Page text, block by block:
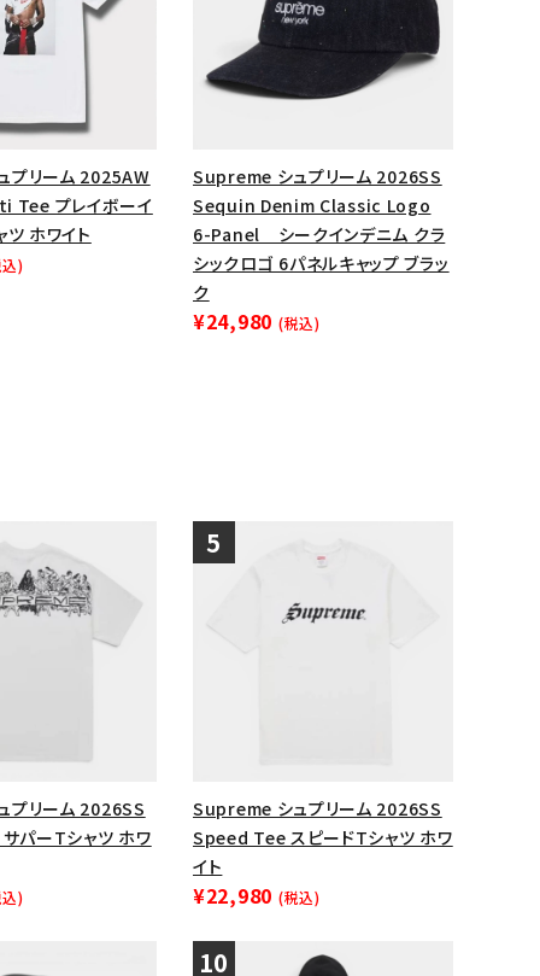
プリーム 2025AW
プレイボーイ
ツ ホワイト
)
Supreme シュプリーム 2026SS
Sequin Denim Classic Logo
6-Panel シークインデニム クラ
シックロゴ 6パネルキャップ ブラッ
ク
¥24,980 (税込)
プリーム 2026SS
パーTシャツ ホワ
)
Supreme シュプリーム 2026SS
Speed Tee スピードTシャツ ホワ
イト
¥22,980 (税込)